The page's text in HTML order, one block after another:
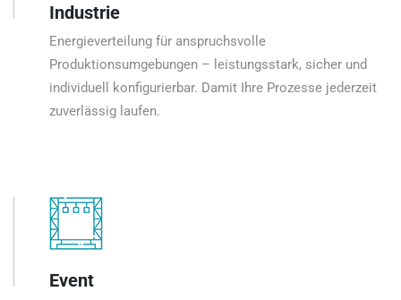
Industrie
Energieverteilung für anspruchsvolle
Produktionsumgebungen – leistungsstark, sicher und
individuell konfigurierbar. Damit Ihre Prozesse jederzeit
zuverlässig laufen.
Event